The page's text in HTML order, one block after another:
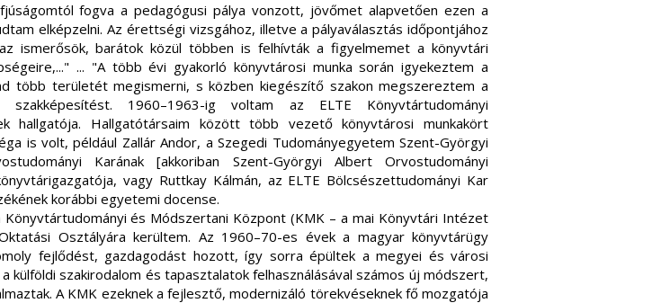
fogva a pedagógusi pálya vonzott, jövőmet alapvetően ezen a
elképzelni. Az érettségi vizsgához, illetve a pályaválasztás időpontjához
ismerősök, barátok közül többen is felhívták a figyelmemet a könyvtári
... "A több évi gyakorló könyvtárosi munka során igyekeztem a
több területét megismerni, s közben kiegészítő szakon megszereztem a
szakképesítést. 1960–1963-ig voltam az ELTE Könyvtártudományi
hallgatója. Hallgatótársaim között több vezető könyvtárosi munkakört
is volt, például Zallár Andor, a Szegedi Tudományegyetem Szent-Györgyi
Karának [akkoriban Szent-Györgyi Albert Orvostudományi
vagy Ruttkay Kálmán, az ELTE Bölcsészettudományi Kar
korábbi egyetemi docense.
Könyvtártudományi és Módszertani Központ (KMK – a mai Könyvtári Intézet
Osztályára kerültem. Az 1960–70-es évek a magyar könyvtárügy
fejlődést, gazdagodást hozott, így sorra épültek a megyei és városi
külföldi szakirodalom és tapasztalatok felhasználásával számos új módszert,
A KMK ezeknek a fejlesztő, modernizáló törekvéseknek fő mozgatója